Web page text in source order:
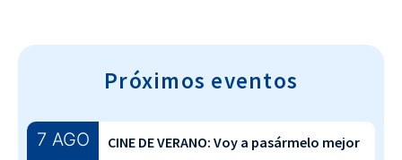
Próximos eventos
7 AGO CINE DE VERANO: Voy a pasármelo mejor